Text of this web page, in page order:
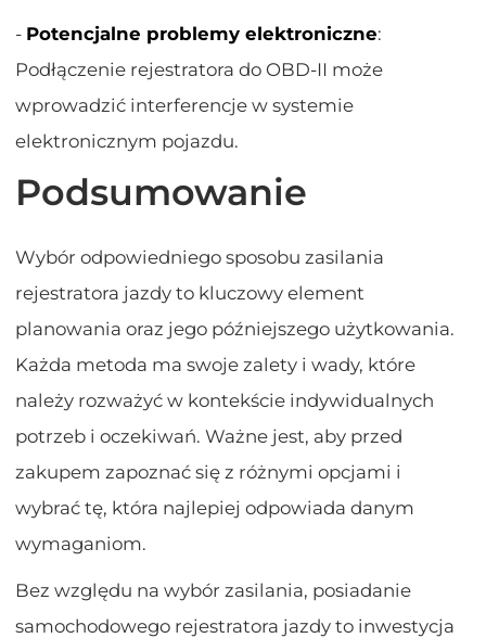
- Potencjalne problemy elektroniczne:
Podłączenie rejestratora do OBD-II może
wprowadzić interferencje w systemie
elektronicznym pojazdu.
Podsumowanie
Wybór odpowiedniego sposobu zasilania
rejestratora jazdy to kluczowy element
planowania oraz jego późniejszego użytkowania.
Każda metoda ma swoje zalety i wady, które
należy rozważyć w kontekście indywidualnych
potrzeb i oczekiwań. Ważne jest, aby przed
zakupem zapoznać się z różnymi opcjami i
wybrać tę, która najlepiej odpowiada danym
wymaganiom.
Bez względu na wybór zasilania, posiadanie
samochodowego rejestratora jazdy to inwestycja